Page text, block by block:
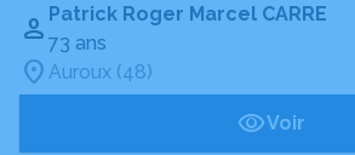
Patrick Roger Marcel CARRE
73 ans
Auroux (48)
Voir